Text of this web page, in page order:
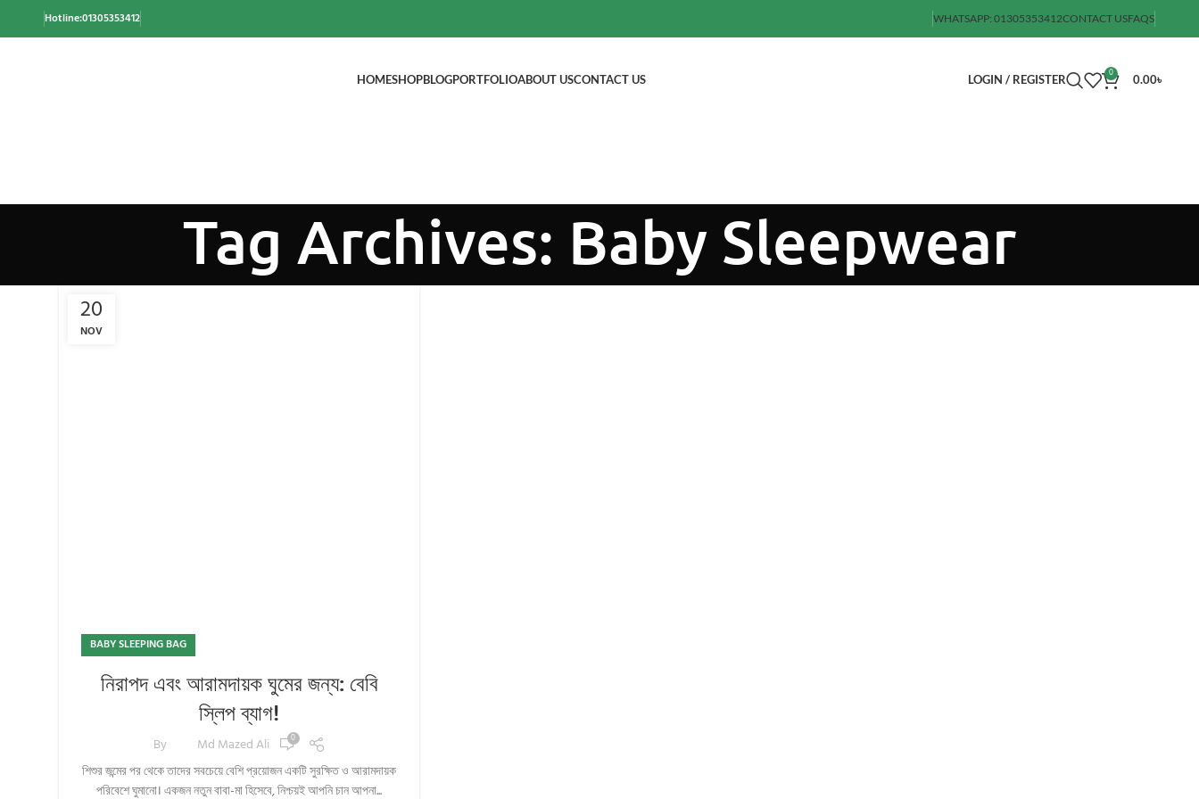
Hotline:01305353412 WHATSAPP: 01305353412CONTACT USFAQS
HOMESHOPBLOGPORTFOLIOABOUT USCONTACT US LOGIN / REGISTER 0 0.00৳
Tag Archives: Baby Sleepwear
20
NOV
BABY SLEEPING BAG
নিরাপদ এবং আরামদায়ক ঘুমের জন্য: বেবি
স্লিপ ব্যাগ!
By Md Mazed Ali 0
শিশুর জন্মের পর থেকে তাদের সবচেয়ে বেশি প্রয়োজন একটি সুরক্ষিত ও আরামদায়ক
পরিবেশে ঘুমানো। একজন নতুন বাবা-মা হিসেবে, নিশ্চয়ই আপনি চান আপনা...